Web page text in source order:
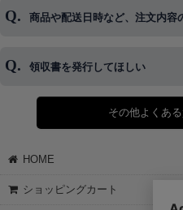
※発送後、発送準備が完了しお
◆代金引換・クレジットカード
商品や配送日時など、注文内容
◆商品発送前の変更は承っており
さい。
領収書を発行してほしい
◆領収書はご希望頂いた場合の
【これからご注文する場合】
STEP2「お届け先・お支払い
願いします。
その他よくあ
HOME
ショッピングカート